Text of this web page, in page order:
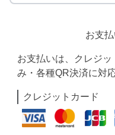
お支
お支払いは、クレジ
み・各種QR決済に対
クレジットカード